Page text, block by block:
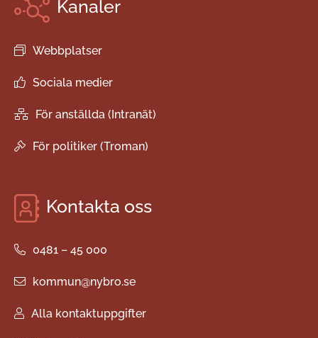
Kanaler
Webbplatser
Sociala medier
För anställda (Intranät)
För politiker (Troman)
Kontakta oss
0481 – 45 000
kommun@nybro.se
Alla kontaktuppgifter